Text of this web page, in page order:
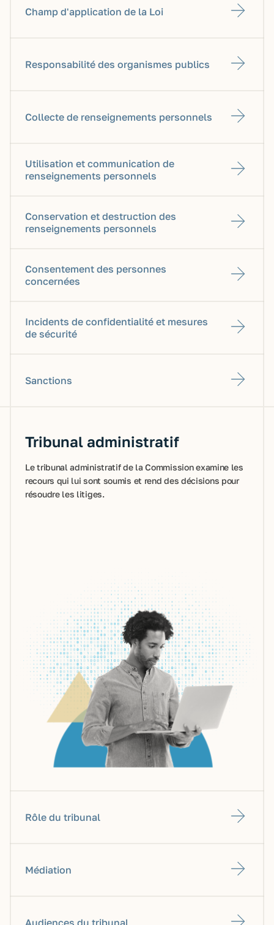
Champ d'application de la Loi
Responsabilité des organismes publics
Collecte de renseignements personnels
Utilisation et communication de
renseignements personnels
Conservation et destruction des
renseignements personnels
Consentement des personnes
concernées
Incidents de confidentialité et mesures
de sécurité
Sanctions
Tribunal administratif
Le tribunal administratif de la Commission examine les
recours qui lui sont soumis et rend des décisions pour
résoudre les litiges.
Rôle du tribunal
Médiation
Audiences du tribunal